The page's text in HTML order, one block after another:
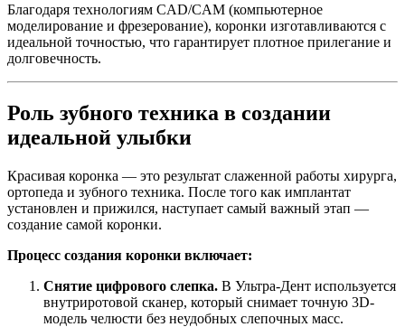
Благодаря технологиям CAD/CAM (компьютерное
моделирование и фрезерование), коронки изготавливаются с
идеальной точностью, что гарантирует плотное прилегание и
долговечность.
Роль зубного техника в создании
идеальной улыбки
Красивая коронка — это результат слаженной работы хирурга,
ортопеда и зубного техника. После того как имплантат
установлен и прижился, наступает самый важный этап —
создание самой коронки.
Процесс создания коронки включает:
Снятие цифрового слепка. В Ультра-Дент используется
внутриротовой сканер, который снимает точную 3D-
модель челюсти без неудобных слепочных масс.